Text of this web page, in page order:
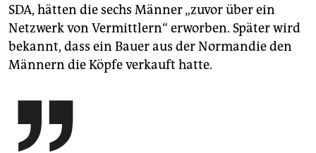
SDA, hätten die sechs Männer „zuvor über ein
Netzwerk von Vermittlern“ erworben. Später wird
bekannt, dass ein Bauer aus der Normandie den
Männern die Köpfe verkauft hatte.
